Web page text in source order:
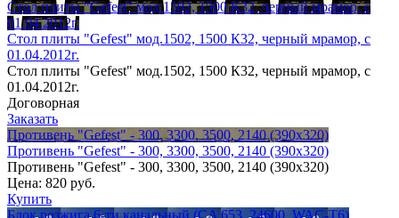
Стол плиты "Gefest" мод.1502, 1500 К32, черный мрамор, с
01.04.2012г.
Стол плиты "Gefest" мод.1502, 1500 К32, черный мрамор, с
01.04.2012г.
Стол плиты "Gefest" мод.1502, 1500 К32, черный мрамор, с
01.04.2012г.
Договорная
Заказать
Противень "Gefest" - 300, 3300, 3500, 2140 (390х320)
Противень "Gefest" - 300, 3300, 3500, 2140 (390х320)
Противень "Gefest" - 300, 3300, 3500, 2140 (390х320)
Цена: 820 руб.
Купить
Блок розжига 6-ти канальный (CA 653, 24600, WAC-T6)